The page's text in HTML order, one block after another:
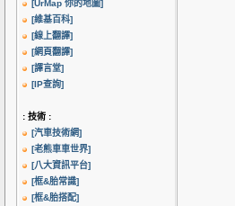
[UrMap 你的地圖]
[維基百科]
[線上翻譯]
[網頁翻譯]
[譯言堂]
[IP查詢]
: 技術 :
[汽車技術網]
[老熊車車世界]
[八大資訊平台]
[框&胎常識]
[框&胎搭配]